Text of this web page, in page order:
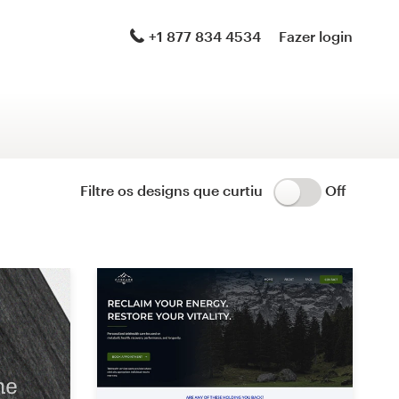
+1 877 834 4534 Fazer login
Filtre os designs que curtiu Off
Brand launch pack
design de tema para WordPress